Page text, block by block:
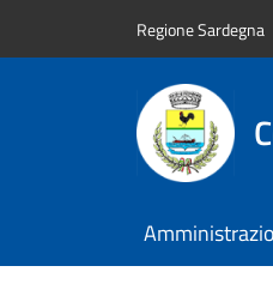
Regione Sardegna